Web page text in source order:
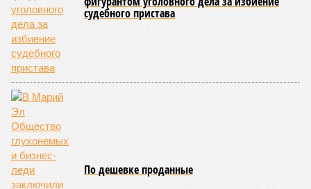
на ней; нарушения в процессе организации питания детей и
при обеспечении питьевого режима; а также
несвоевременное или неполное проведение медицинских
осмотров сотрудников лагерей.
Особый контроль был направлен на персонал,
работающий на пищеблоках. В ходе этих проверок у 20
человек были обнаружены возбудители инфекций –
указанные сотрудники были незамедлительно отстранены
от выполнения своих обязанностей и направлены на
лечение.
Представители ведомства отметили, что оперативное